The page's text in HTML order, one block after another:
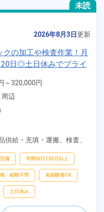
未読
2026年8月3日更新
クの加工や検査作業！月
日◎土日休みでプライ
日払い制度あり！空調
あり！《福岡県豊前
～320,000円
円
辺
供給・充填・運搬、 検査、
備 年間休日120日以上
・経験不問 未経験者OK
土日休み